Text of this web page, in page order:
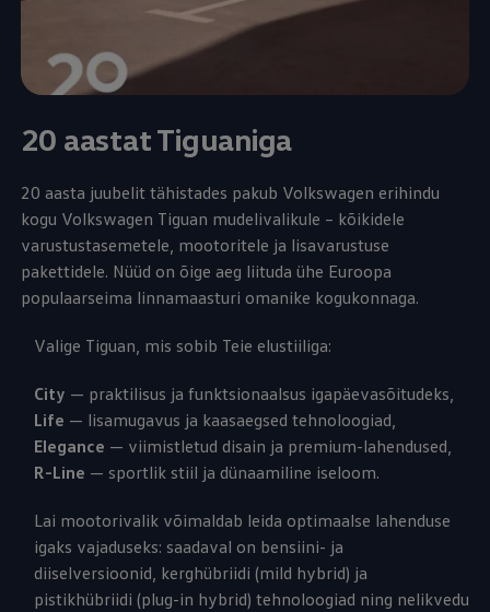
20 aastat Tiguaniga
20 aasta juubelit tähistades pakub Volkswagen erihindu
kogu Volkswagen Tiguan mudelivalikule – kõikidele
varustustasemetele, mootoritele ja lisavarustuse
pakettidele. Nüüd on õige aeg liituda ühe Euroopa
populaarseima linnamaasturi omanike kogukonnaga.
Valige Tiguan, mis sobib Teie elustiiliga:
City — praktilisus ja funktsionaalsus igapäevasõitudeks,
Life — lisamugavus ja kaasaegsed tehnoloogiad,
Elegance — viimistletud disain ja premium-lahendused,
R-Line — sportlik stiil ja dünaamiline iseloom.
Lai mootorivalik võimaldab leida optimaalse lahenduse
igaks vajaduseks: saadaval on bensiini- ja
diiselversioonid, kerghübriidi (mild hybrid) ja
pistikhübriidi (plug-in hybrid) tehnoloogiad ning nelikvedu